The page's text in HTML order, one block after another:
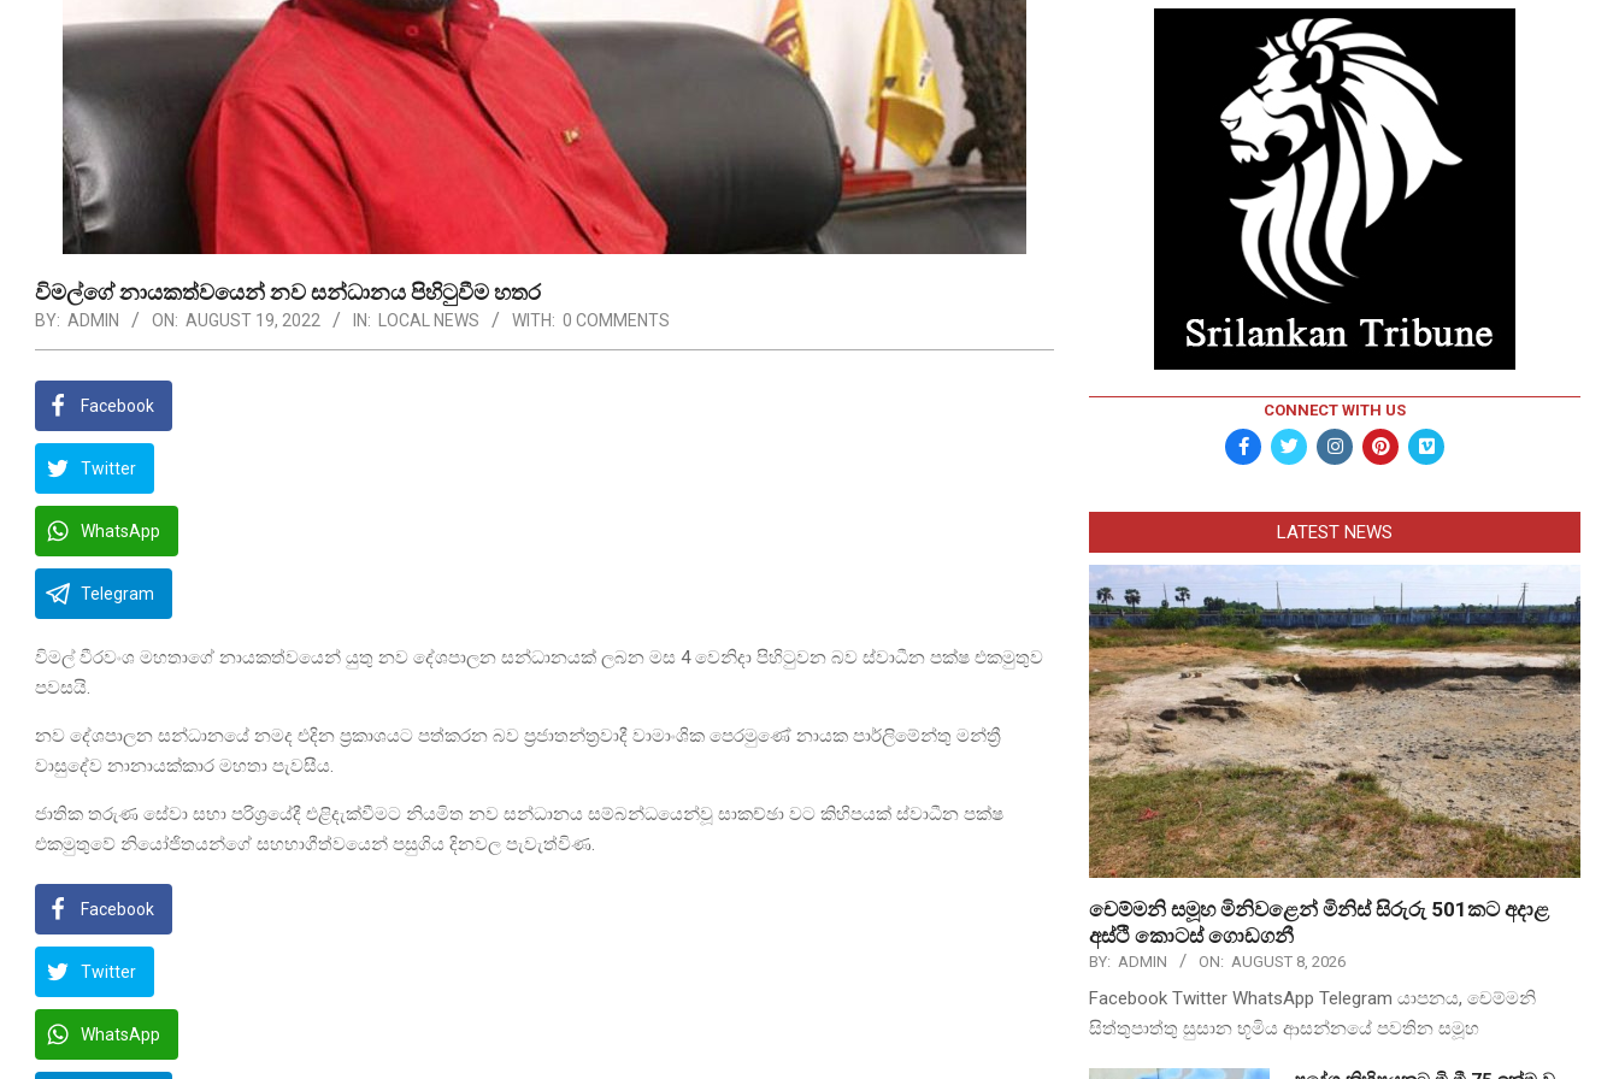
විමල්ගේ නායකත්වයෙන් නව සන්ධානය පිහිටුවීම හතර
BY: ADMIN ON: AUGUST 19, 2022 IN: LOCAL NEWS WITH: 0 COMMENTS
Facebook
Twitter
WhatsApp
Telegram
විමල් වීරවංශ මහතාගේ නායකත්වයෙන් යුතු නව දේශපාලන සන්ධානයක් ලබන මස 4 වෙනිදා පිහිටුවන බව ස්වාධීන පක්ෂ එකමුතුව
පවසයි.
නව දේශපාලන සන්ධානයේ නමද එදින ප්‍රකාශයට පත්කරන බව ප්‍රජාතන්ත්‍රවාදී වාමාංශික පෙරමුණේ නායක පාර්ලිමේන්තු මන්ත්‍රී
වාසුදේව නානායක්කාර මහතා පැවසීය.
ජාතික තරුණ සේවා සභා පරිශ්‍රයේදී එළිදැක්වීමට නියමිත නව සන්ධානය සම්බන්ධයෙන්වූ සාකච්ඡා වට කිහිපයක් ස්වාධීන පක්ෂ
එකමුතුවේ නියෝජිතයන්ගේ සහභාගීත්වයෙන් පසුගිය දිනවල පැවැත්විණ.
Facebook
Twitter
WhatsApp
CONNECT WITH US
LATEST NEWS
චෙම්මනි සමූහ මිනිවළෙන් මිනිස් සිරුරු 501කට අදාළ
අස්ථි කොටස් ගොඩගනී
BY: ADMIN ON: AUGUST 8, 2026
Facebook Twitter WhatsApp Telegram යාපනය, චෙම්මනි
සිත්තුපාත්තු සුසාන භූමිය ආසන්නයේ පවතින සමූහ